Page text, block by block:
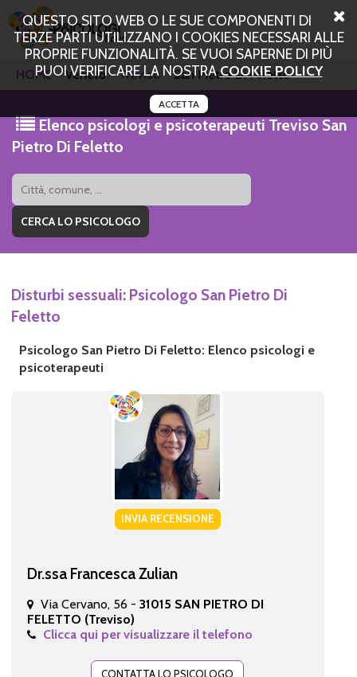
QUESTO SITO WEB O LE SUE COMPONENTI DI
TERZE PARTI UTILIZZANO I COOKIES NECESSARI ALLE
PROPRIE FUNZIONALITÀ. SE VUOI SAPERNE DI PIÙ
PUOI VERIFICARE LA NOSTRACOOKIE POLICY
ACCETTA
HOME Veneto Treviso San Pietro Di Feletto
Elenco psicologi e psicoterapeuti Treviso San
Pietro Di Feletto
Disturbi sessuali: Psicologo San Pietro Di
Feletto
Psicologo San Pietro Di Feletto: Elenco psicologi e
psicoterapeuti
INVIA RECENSIONE
Dr.ssa Francesca Zulian
Via Cervano, 56 - 31015 SAN PIETRO DI
FELETTO (Treviso)
Clicca qui per visualizzare il telefono
CONTATTA LO PSICOLOGO